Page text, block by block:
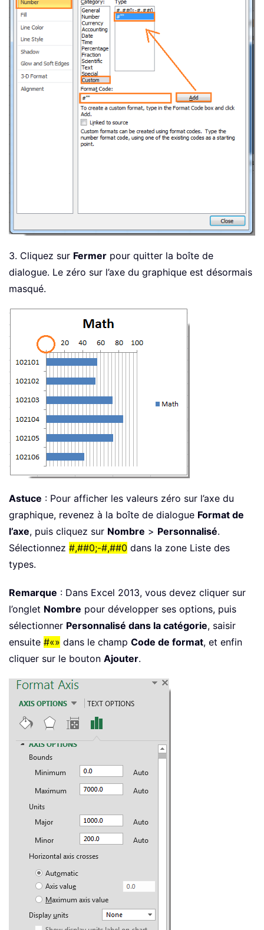
3. Cliquez sur Fermer pour quitter la boîte de
dialogue. Le zéro sur l’axe du graphique est désormais
masqué.
Astuce : Pour afficher les valeurs zéro sur l’axe du
graphique, revenez à la boîte de dialogue Format de
l’axe, puis cliquez sur Nombre > Personnalisé.
Sélectionnez #,##0;-#,##0 dans la zone Liste des
types.
Remarque : Dans Excel 2013, vous devez cliquer sur
l’onglet Nombre pour développer ses options, puis
sélectionner Personnalisé dans la catégorie, saisir
ensuite #«» dans le champ Code de format, et enfin
cliquer sur le bouton Ajouter.